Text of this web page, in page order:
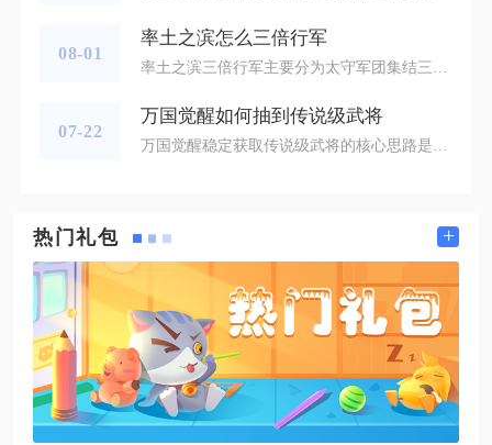
08-01
率土之滨怎么三倍行军
率土之滨三倍行军主要分为太守军团集结三倍行军、要塞调动取消卡三倍返程、野外军营发兵三类方式，其中实战使用率最高的是太守集结行军与要塞调动返程技巧，熟练运用能够大幅缩短部队往返战场的耗时，抢占对战先机。太守军团集结三倍行军属于同盟团战核心机制，同盟成功占领可任命太守的城池后，由盟主授予玩家太守职位，太守建造太守府即可解锁军团集结功能。任意同盟成员派遣部队向太守城池发起集结，集结期间所有进军至太守城池的部队行军速度提升至常规速度三倍，大量队伍能够快速汇聚一点。该方式多用于关卡争夺
07-22
万国觉醒如何抽到传说级武将
万国觉醒稳定获取传说级武将的核心思路是优先利用定向保底活动招募，长期囤积高级招募道具，搭配酒馆批量抽取机制补充碎片，同步打通全渠道雕像获取途径，三者结合能大幅提升传说武将入手效率，避免资源分散浪费。酒馆常规招募是获取传说武将的基础渠道，黄金钥匙为唯一对应道具，白银宝箱仅产出史诗及以下武将，无需投入资源尝试。黄金宝箱卡池内传说本体基础概率偏低，但存在隐藏阶梯收益，批量十连抽取相比零散单抽能稳定收获传说统帅雕像，集齐十枚同名雕像即可合成完整传说武将。稳定积攒黄金钥匙需要覆盖全部免
热门礼包 +